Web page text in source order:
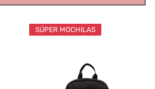
SÚPER MOCHILAS